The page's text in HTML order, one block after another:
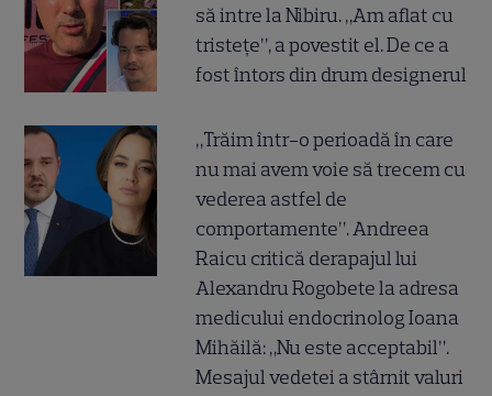
să intre la Nibiru. „Am aflat cu
tristețe”, a povestit el. De ce a
fost întors din drum designerul
„Trăim într-o perioadă în care
nu mai avem voie să trecem cu
vederea astfel de
comportamente”. Andreea
Raicu critică derapajul lui
Alexandru Rogobete la adresa
medicului endocrinolog Ioana
Mihăilă: „Nu este acceptabil”.
Mesajul vedetei a stârnit valuri